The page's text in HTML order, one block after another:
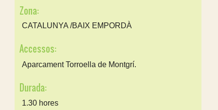
Zona:
CATALUNYA /BAIX EMPORDÀ
Accessos:
Aparcament Torroella de Montgrí.
Durada:
1.30 hores